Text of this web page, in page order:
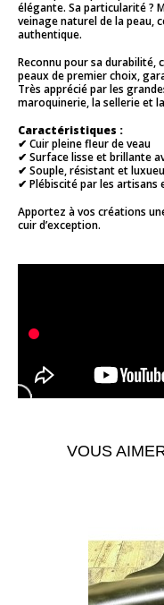
élégante. Sa particularité ?
veinage naturel de la peau,
authentique.
Reconnu pour sa durabilité,
peaux de premier choix,
Très apprécié par les
maroquinerie, la sellerie et
Caractéristiques :
✔ Cuir pleine fleur de veau
✔ Surface lisse et brillante
✔ Souple, résistant et
✔ Plébiscité par les artisans
Apportez à vos créations
cuir d’exception.
VOUS